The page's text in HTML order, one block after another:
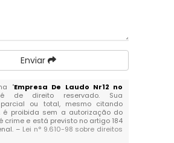
Enviar
"Empresa De Laudo Nr12 no
de direito reservado. Sua
parcial ou total, mesmo citando
é proibida sem a autorização do
crime e está previsto no artigo 184
– Lei n° 9.610-98 sobre direitos